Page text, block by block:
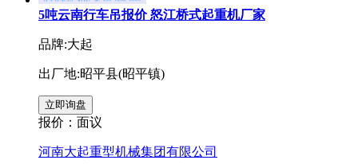
5吨云南行车吊报价 怒江桥式起重机厂家
品牌:大起
出厂地:昭平县(昭平镇)
报价： 面议
河南大起重型机械集团有限公司